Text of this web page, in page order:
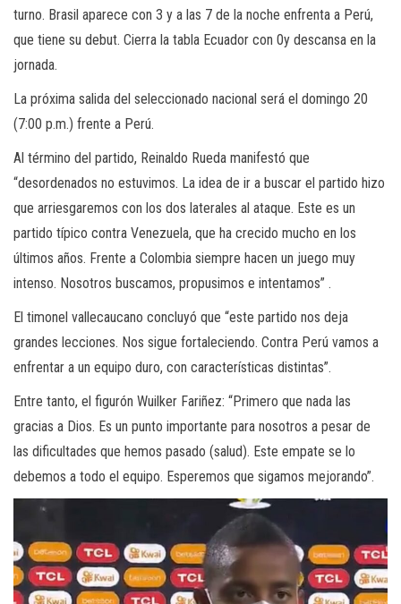
turno. Brasil aparece con 3 y a las 7 de la noche enfrenta a Perú,
que tiene su debut. Cierra la tabla Ecuador con 0y descansa en la
jornada.
La próxima salida del seleccionado nacional será el domingo 20
(7:00 p.m.) frente a Perú.
Al término del partido, Reinaldo Rueda manifestó que
“desordenados no estuvimos. La idea de ir a buscar el partido hizo
que arriesgaremos con los dos laterales al ataque. Este es un
partido típico contra Venezuela, que ha crecido mucho en los
últimos años. Frente a Colombia siempre hacen un juego muy
intenso. Nosotros buscamos, propusimos e intentamos” .
El timonel vallecaucano concluyó que “este partido nos deja
grandes lecciones. Nos sigue fortaleciendo. Contra Perú vamos a
enfrentar a un equipo duro, con características distintas”.
Entre tanto, el figurón Wuilker Fariñez: “Primero que nada las
gracias a Dios. Es un punto importante para nosotros a pesar de
las dificultades que hemos pasado (salud). Este empate se lo
debemos a todo el equipo. Esperemos que sigamos mejorando”.